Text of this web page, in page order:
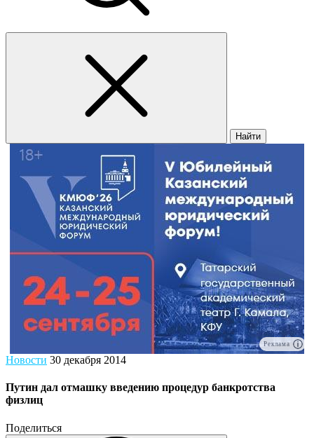
Найти
Реклама
Новости 30 декабря 2014
Путин дал отмашку введению процедур банкротства
физлиц
Поделиться